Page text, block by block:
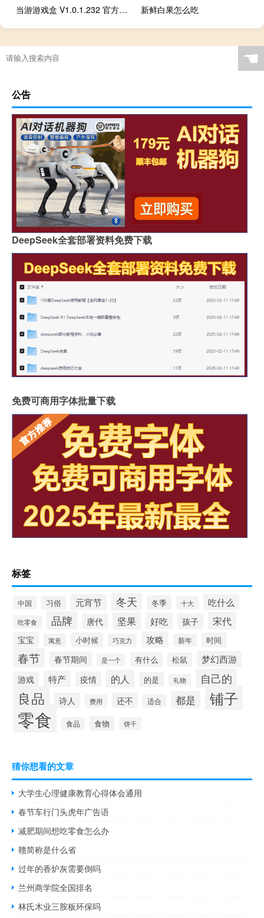
当游游戏盒 V1.0.1.232 官方免费版（当游游戏盒 V1.0.1.232 官方免费版功能简介） 新鲜白果怎么吃
☚
公告
DeepSeek全套部署资料免费下载
免费可商用字体批量下载
标签
中国 习俗 元宵节 冬天 冬季 十大 吃什么
吃零食 品牌 唐代 坚果 好吃 孩子 宋代
宝宝 寓意 小时候 巧克力 攻略 新年 时间
春节 春节期间 是一个 有什么 松鼠 梦幻西游
游戏 特产 疫情 的人 的是 礼物 自己的
良品 诗人 费用 还不 适合 都是 铺子
零食 食品 食物 饼干
猜你想看的文章
大学生心理健康教育心得体会通用
春节车行门头虎年广告语
减肥期间想吃零食怎么办
赣简称是什么省
过年的香炉灰需要倒吗
兰州商学院全国排名
林氏木业三胺板环保吗